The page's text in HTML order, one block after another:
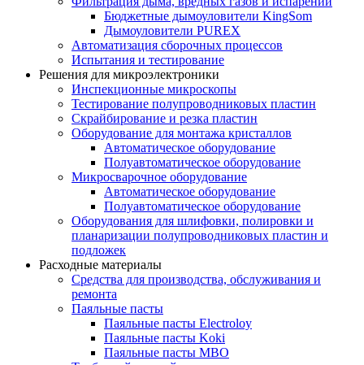
Бюджетные дымоуловители KingSom
Дымоуловители PUREX
Автоматизация сборочных процессов
Испытания и тестирование
Решения для микроэлектроники
Инспекционные микроскопы
Тестирование полупроводниковых пластин
Скрайбирование и резка пластин
Оборудование для монтажа кристаллов
Автоматическое оборудование
Полуавтоматическое оборудование
Микросварочное оборудование
Автоматическое оборудование
Полуавтоматическое оборудование
Оборудования для шлифовки, полировки и
планаризации полупроводниковых пластин и
подложек
Расходные материалы
Средства для производства, обслуживания и
ремонта
Паяльные пасты
Паяльные пасты Electroloy
Паяльные пасты Koki
Паяльные пасты MBO